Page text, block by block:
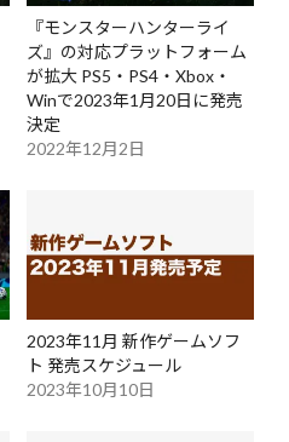
『モンスターハンターライ
ズ』の対応プラットフォーム
が拡大 PS5・PS4・Xbox・
Winで2023年1月20日に発売
決定
2022年12月2日
2023年11月 新作ゲームソフ
ト 発売スケジュール
2023年10月10日